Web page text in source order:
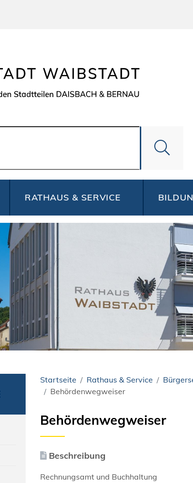
RATHAUS & SERVICE
Startseite Rathaus & Service
Behördenwegweiser
Behördenwegweiser
Beschreibung
Rechnungsamt und Buchhaltung